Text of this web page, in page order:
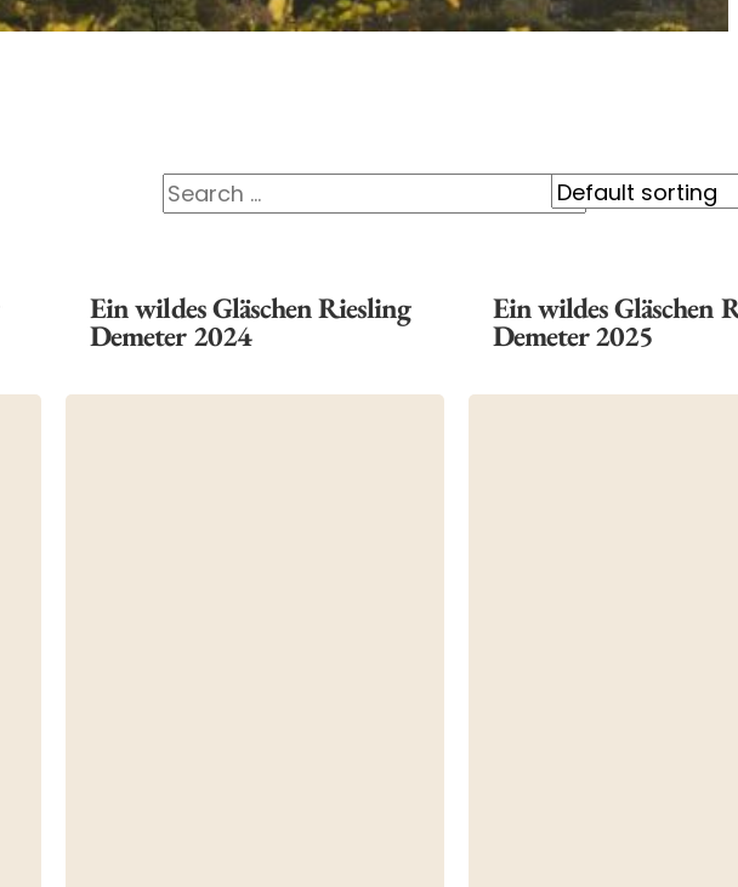
Ein wildes Gläschen Riesling
Demeter 2024
Ein wildes Gläschen
Demeter 2025